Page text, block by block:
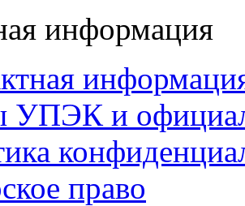
информация
УПЭК и
право